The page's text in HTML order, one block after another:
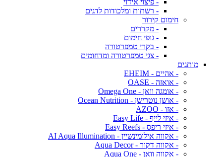
- פיצוי אידוי
- רשתות ומלכודות לדגים
חימום קירור
- מקררים
- גופי חימום
- בקרי טמפרטורה
- צגי טמפרטורה ומדחומים
מותגים
- אהיים - EHEIM
- אואזה - OASE
- אומגה וואן - Omega One
- אושן נוטרישן - Ocean Nutrition
- אזו - AZOO
- איזי לייף - Easy Life
- איזי ריפס - Easy Reefs
- אקווה אילומינשיין - AI Aqua Illumination
- אקווה דקור - Aqua Decor
- אקווה וואן - Aqua One